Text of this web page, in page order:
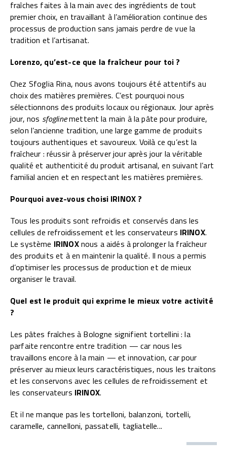
fraîches faites à la main avec des ingrédients de tout
premier choix, en travaillant à l’amélioration continue des
processus de production sans jamais perdre de vue la
tradition et l’artisanat.
Lorenzo, qu’est-ce que la fraîcheur pour toi ?
Chez Sfoglia Rina, nous avons toujours été attentifs au
choix des matières premières. C’est pourquoi nous
sélectionnons des produits locaux ou régionaux. Jour après
jour, nos sfoglinemettent la main à la pâte pour produire,
selon l’ancienne tradition, une large gamme de produits
toujours authentiques et savoureux. Voilà ce qu’est la
fraîcheur : réussir à préserver jour après jour la véritable
qualité et authenticité du produit artisanal, en suivant l’art
familial ancien et en respectant les matières premières.
Pourquoi avez-vous choisi IRINOX ?
Tous les produits sont refroidis et conservés dans les
cellules de refroidissement et les conservateurs IRINOX.
Le système IRINOXnous a aidés à prolonger la fraîcheur
des produits et à en maintenir la qualité. Il nous a permis
d’optimiser les processus de production et de mieux
organiser le travail.
Quel est le produit qui exprime le mieux votre activité
?
Les pâtes fraîches à Bologne signifient tortellini : la
parfaite rencontre entre tradition — car nous les
travaillons encore à la main — et innovation, car pour
préserver au mieux leurs caractéristiques, nous les traitons
et les conservons avec les cellules de refroidissement et
les conservateurs IRINOX.
Et il ne manque pas les tortelloni, balanzoni, tortelli,
caramelle, cannelloni, passatelli, tagliatelle...